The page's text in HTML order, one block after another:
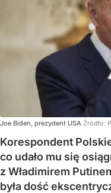
Joe Biden, prezydent USA Źródło:
Korespondent
co udało mu się
z Władimirem
była dość